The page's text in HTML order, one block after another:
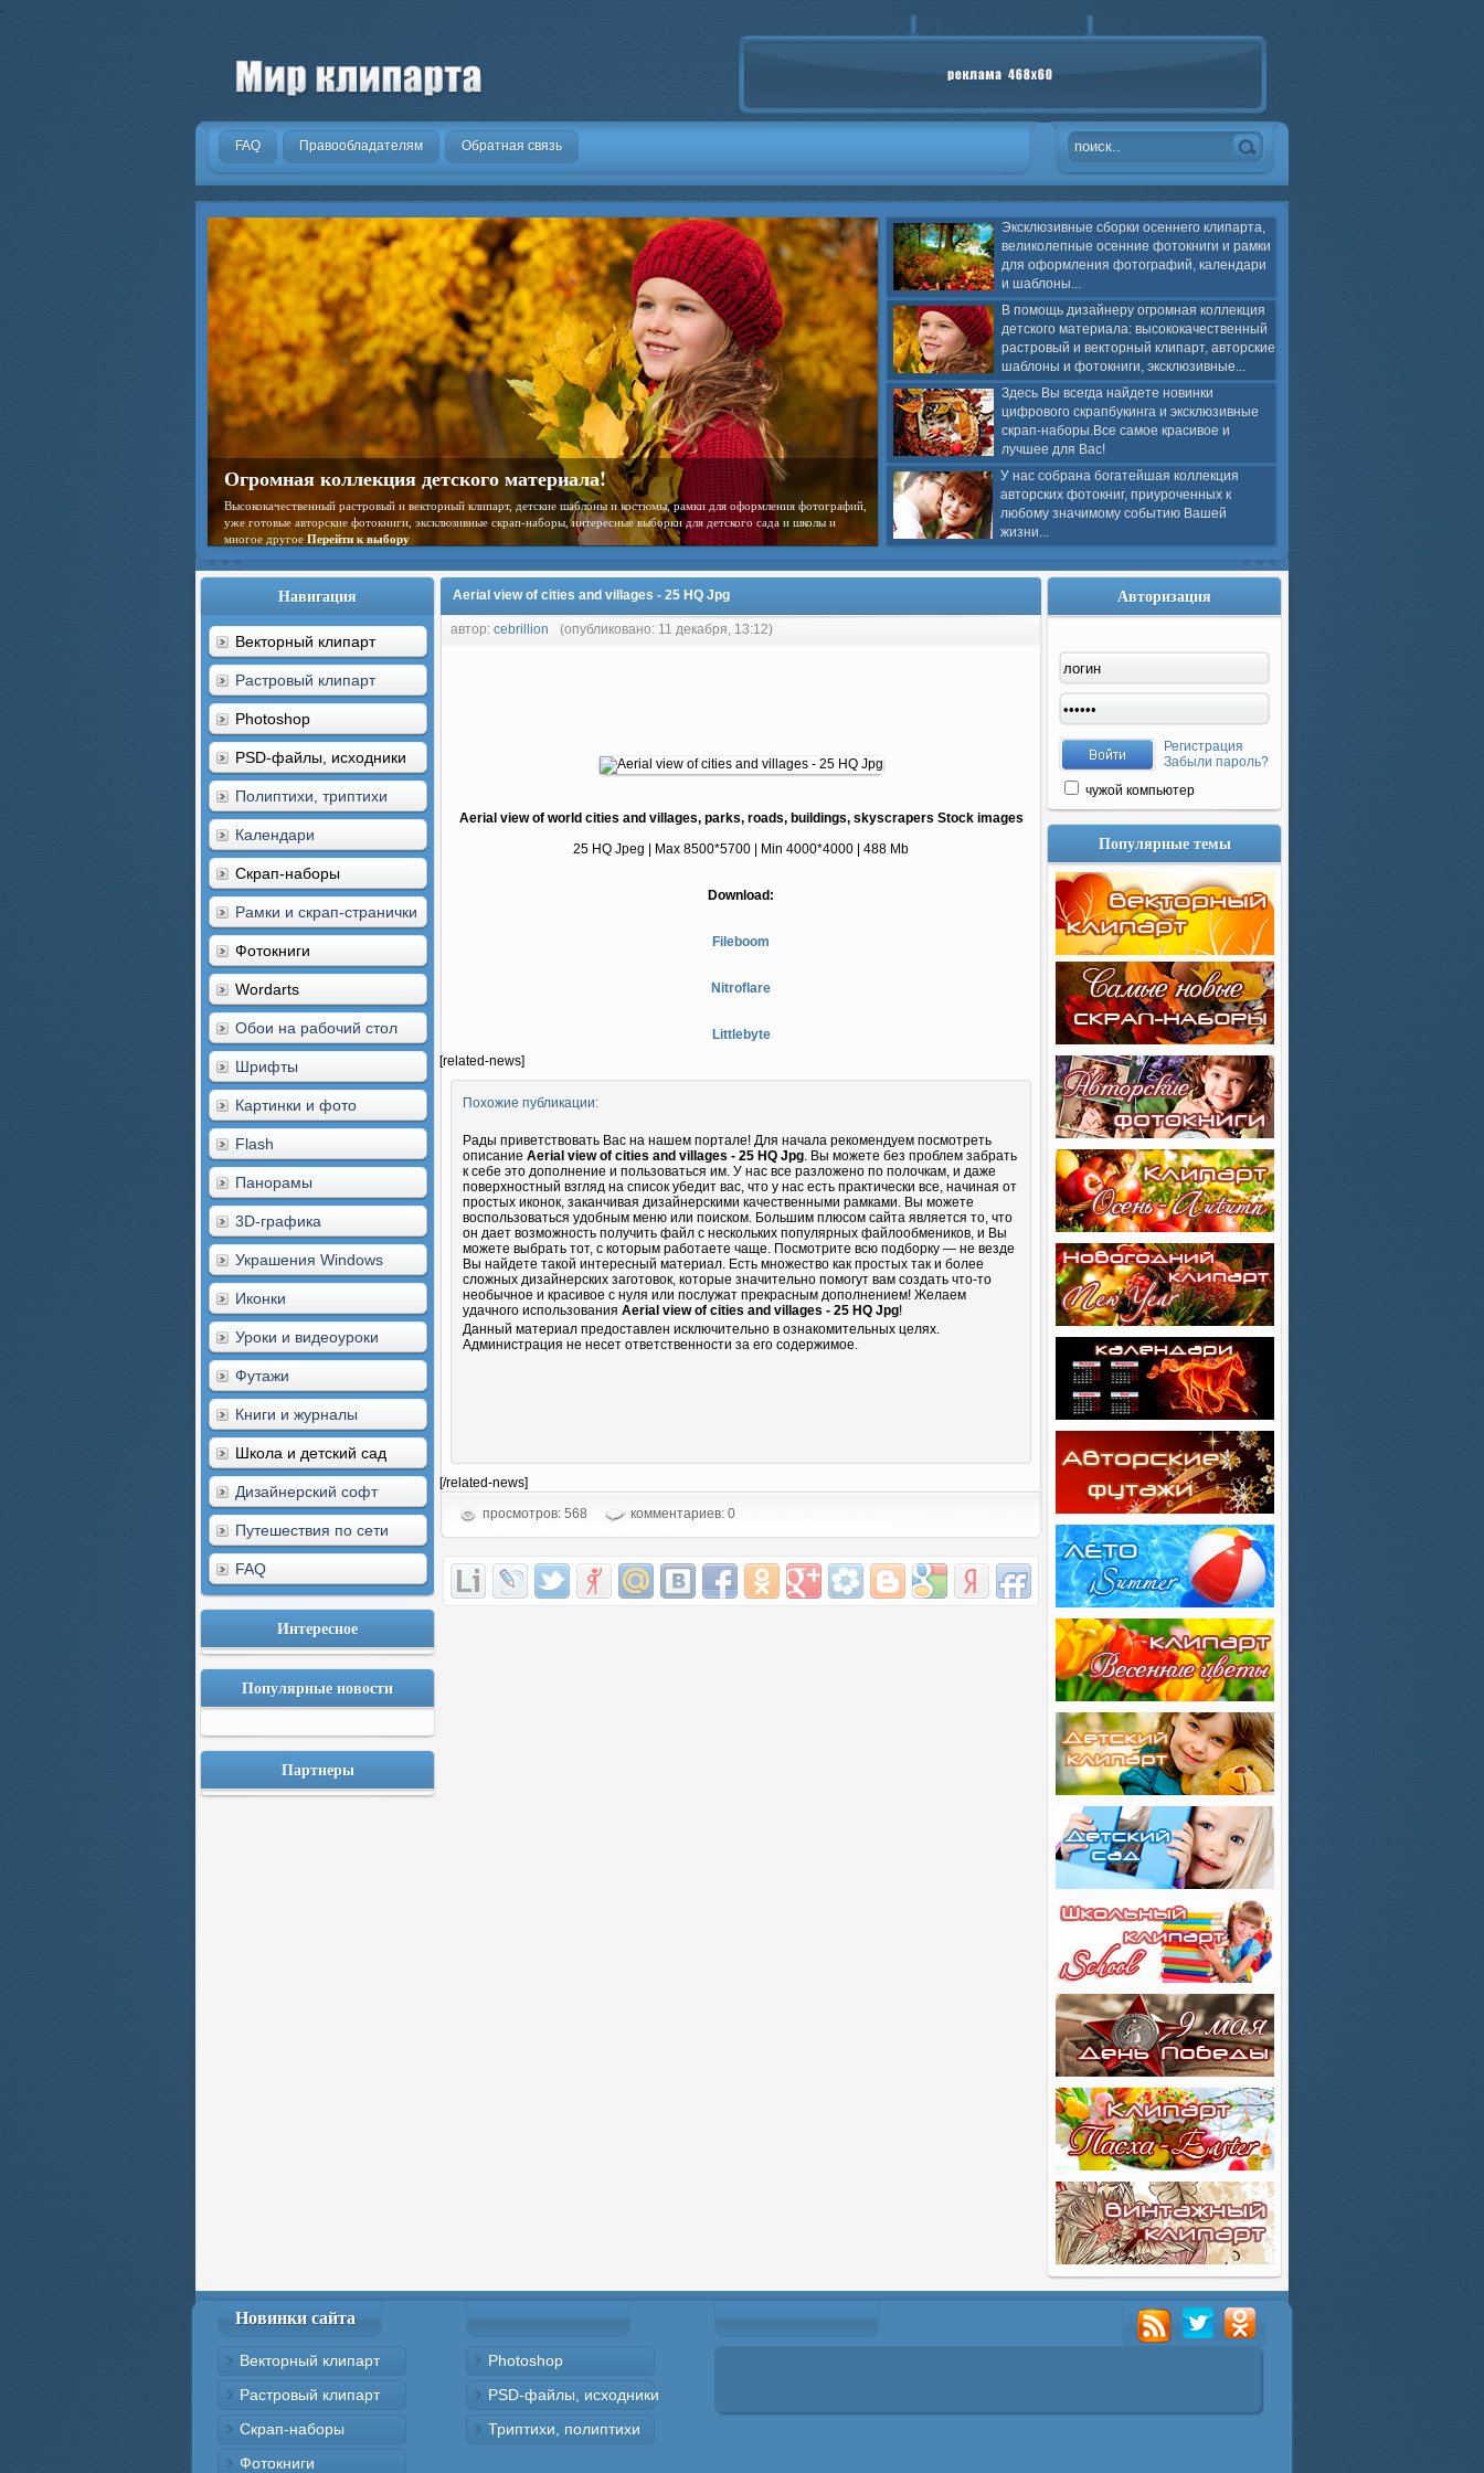
.
FAQ Правообладателям Обратная связь
Эксклюзивные сборки осеннего клипарта,
великолепные осенние фотокниги и рамки
для оформления фотографий, календари
и шаблоны...
В помощь дизайнеру огромная коллекция
детского материала: высококачественный
растровый и векторный клипарт, авторские
шаблоны и фотокниги, эксклюзивные...
Здесь Вы всегда найдете новинки
цифрового скрапбукинга и эксклюзивные
скрап-наборы.Все самое красивое и
лучшее для Вас!
У нас собрана богатейшая коллекция
авторских фотокниг, приуроченных к
любому значимому событию Вашей
жизни...
Огромная коллекция детского материала!
Высококачественный растровый и векторный клипарт, детские шаблоны и костюмы, рамки для оформления фотографий,
уже готовые авторские фотокниги, эксклюзивные скрап-наборы, интересные выборки для детского сада и школы и
многое другое Перейти к выбору
Навигация
Векторный клипарт
Растровый клипарт
Photoshop
PSD-файлы, исходники
Полиптихи, триптихи
Календари
Скрап-наборы
Рамки и скрап-странички
Фотокниги
Wordarts
Обои на рабочий стол
Шрифты
Картинки и фото
Flash
Панорамы
3D-графика
Украшения Windows
Иконки
Уроки и видеоуроки
Футажи
Книги и журналы
Школа и детский сад
Дизайнерский софт
Путешествия по сети
FAQ
Интересное
Популярные новости
Партнеры
Aerial view of cities and villages - 25 HQ Jpg
автор: cebrillion (опубликовано: 11 декабря, 13:12)
Aerial view of world cities and villages, parks, roads, buildings, skyscrapers Stock images
25 HQ Jpeg | Max 8500*5700 | Min 4000*4000 | 488 Mb
Download:
Fileboom
Nitroflare
Littlebyte
[related-news]
Похожие публикации:
Рады приветствовать Вас на нашем портале! Для начала рекомендуем посмотреть
описание Aerial view of cities and villages - 25 HQ Jpg. Вы можете без проблем забрать
к себе это дополнение и пользоваться им. У нас все разложено по полочкам, и даже
поверхностный взгляд на список убедит вас, что у нас есть практически все, начиная от
простых иконок, заканчивая дизайнерскими качественными рамками. Вы можете
воспользоваться удобным меню или поиском. Большим плюсом сайта является то, что
он дает возможность получить файл с нескольких популярных файлообмеников, и Вы
можете выбрать тот, с которым работаете чаще. Посмотрите всю подборку — не везде
Вы найдете такой интересный материал. Есть множество как простых так и более
сложных дизайнерских заготовок, которые значительно помогут вам создать что-то
необычное и красивое с нуля или послужат прекрасным дополнением! Желаем
удачного использования Aerial view of cities and villages - 25 HQ Jpg!
Данный материал предоставлен исключительно в ознакомительных целях.
Администрация не несет ответственности за его содержимое.
[/related-news]
просмотров: 568
комментариев: 0
Авторизация
Регистрация
Забыли пароль?
чужой компьютер
Популярные темы
Новинки сайта
Векторный клипарт
Растровый клипарт
Скрап-наборы
Фотокниги
Photoshop
PSD-файлы, исходники
Триптихи, полиптихи